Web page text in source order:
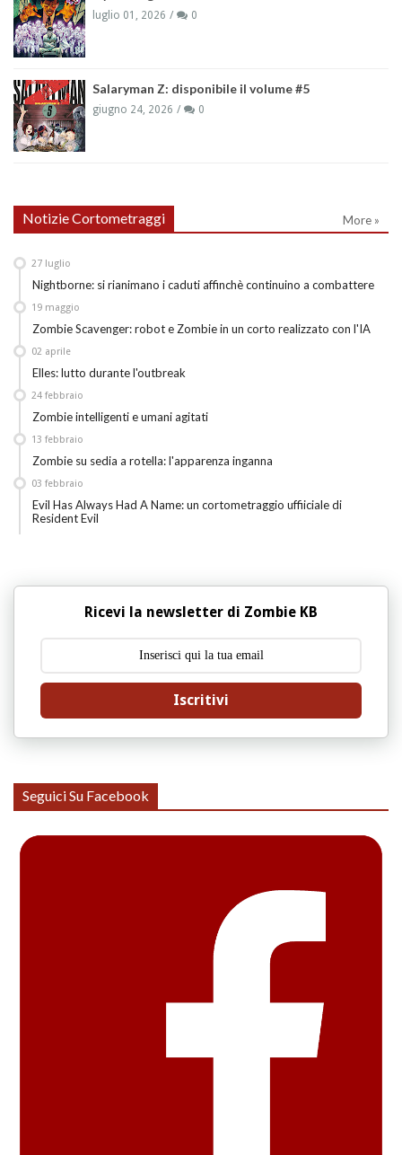
luglio 01, 2026 0
Salaryman Z: disponibile il volume #5
giugno 24, 2026 0
Notizie Cortometraggi More »
Nightborne: si rianimano i caduti affinchè continuino a combattere
27 luglio
Zombie Scavenger: robot e Zombie in un corto realizzato con l'IA
19 maggio
Elles: lutto durante l'outbreak
02 aprile
Zombie intelligenti e umani agitati
24 febbraio
Zombie su sedia a rotella: l'apparenza inganna
13 febbraio
Evil Has Always Had A Name: un cortometraggio uffiiciale di
Resident Evil
03 febbraio
Ricevi la newsletter di Zombie KB
Iscritivi
Seguici Su Facebook